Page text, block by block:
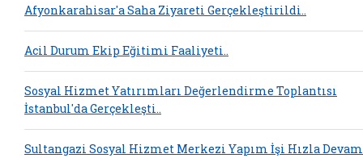
Afyonkarahisar'a Saha Ziyareti Gerçekleştirildi..
Acil Durum Ekip Eğitimi Faaliyeti..
Sosyal Hizmet Yatırımları Değerlendirme Toplantısı
İstanbul'da Gerçekleşti..
Sultangazi Sosyal Hizmet Merkezi Yapım İşi Hızla Devam